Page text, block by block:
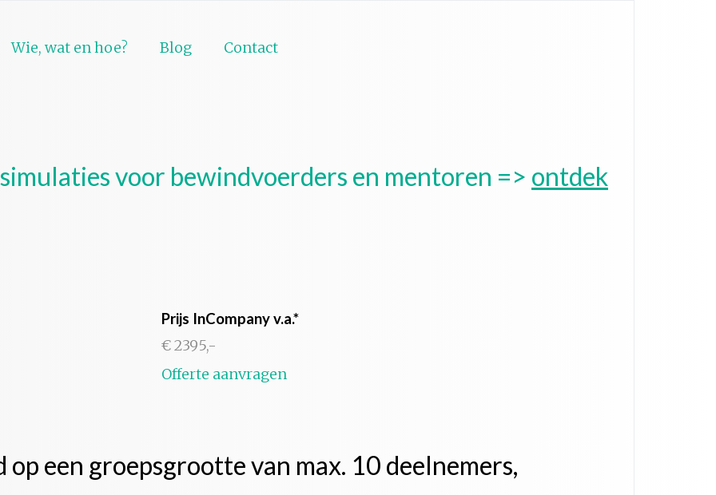
Wie, wat en hoe? Blog Contact
voor bewindvoerders en mentoren => ontdek
Prijs InCompany v.a.*
€ 2395,-
Offerte aanvragen
op een groepsgrootte van max. 10 deelnemers,